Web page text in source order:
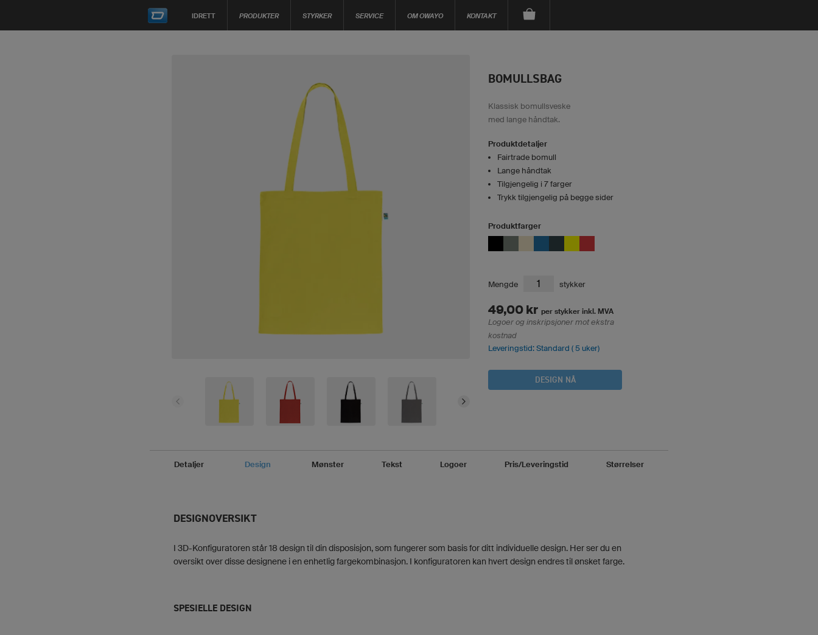
IDRETT PRODUKTER STYRKER SERVICE OM OWAYO KONTAKT
BOMULLSBAG
Klassisk bomullsveske
med lange håndtak.
Produktdetaljer
Fairtrade bomull
Lange håndtak
Tilgjengelig i 7 farger
Trykk tilgjengelig på begge sider
Produktfarger
Mengde stykker
49,00 kr per stykker inkl. MVA
Logoer og inskripsjoner mot ekstra
kostnad
Leveringstid: Standard ( 5 uker)
DESIGN NÅ
Detaljer Design Mønster Tekst Logoer Pris/Leveringstid Størrelser
DESIGNOVERSIKT
I 3D-Konfiguratoren står 18 design til din disposisjon, som fungerer som basis for ditt individuelle design. Her ser du en
oversikt over disse designene i en enhetlig fargekombinasjon. I konfiguratoren kan hvert design endres til ønsket farge.
SPESIELLE DESIGN